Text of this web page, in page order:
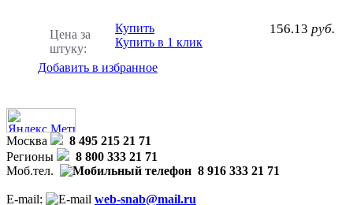
Цена за
штуку:
156.13 руб.
Купить
Купить в 1 клик
Добавить в избранное
Москва
8 495 215 21 71
Регионы
8 800 333 21 71
Моб.тел.
8 916 333 21 71
E-mail:
web-snab@mail.ru